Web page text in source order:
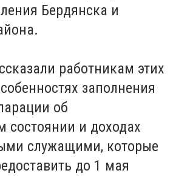
Бердянска и
работникам этих
заполнения
об
состоянии и доходах
служащими, которые
до 1 мая